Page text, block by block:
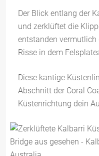
Der Blick entlang der
und zerklüftet die
entstanden vermutlich
Risse in dem
Diese kantige
Abschnitt der Coral
Küstenrichtung dein